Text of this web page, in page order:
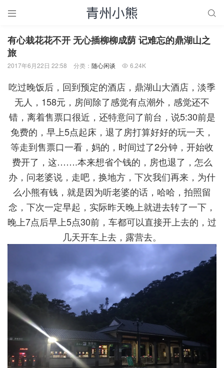
 
有心栽花花不开 无心插柳柳成荫 记难忘的鼎湖山之
旅
2017年6月22日 22:58 分类： 随心闲谈  6.24K
吃过晚饭后，回到预定的酒店，鼎湖山大酒店，淡季
无人，158元，房间除了感觉有点潮外，感觉还不
错，离着售票口很近，还特意问了前台，说5:30前是
免费的，早上5点起床，退了房打算好好的玩一天，
等走到售票口一看，妈的，时间过了2分钟，开始收
费开了，这…….本来想省个钱的，房也退了，怎么
办，问老婆说，走吧，换地方，下次我们再来，为什
么小熊有钱，就是因为听老婆的话，哈哈，拍照留
念，下次一定早起，实际昨天晚上就进去转了一下，
晚上7点后早上5点30前，车都可以直接开上去的，过
几天开车上去，露营去。